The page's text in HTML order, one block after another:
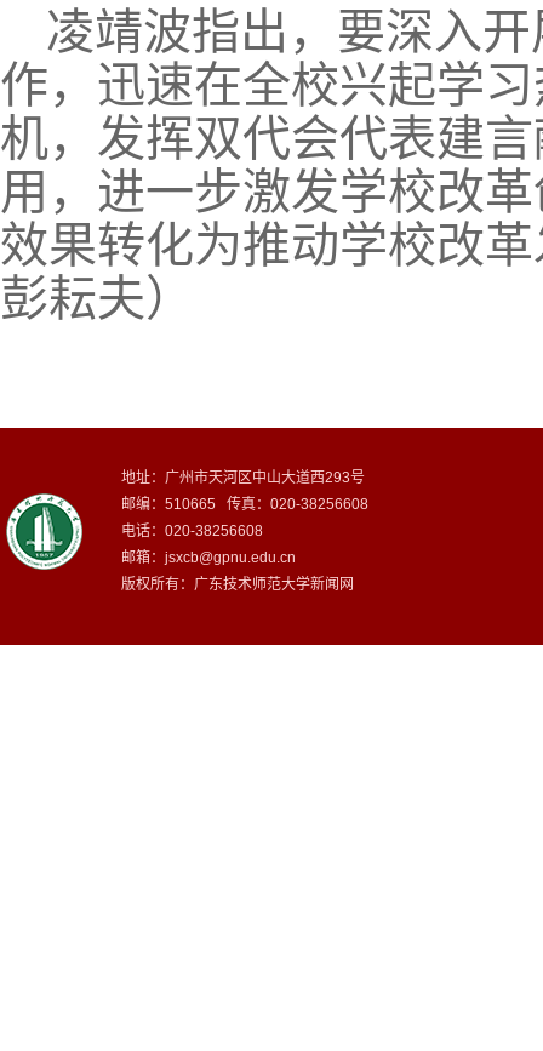
凌靖波指出，要深入
作，迅速在全校兴起学
机，发挥双代会代表建
用，进一步激发学校改
效果转化为推动学校改
彭耘夫）
地址：广州市天河区中山大道西293号
邮编：510665 传真：020-38256608
电话：020-38256608
邮箱： jsxcb@gpnu.edu.cn
版权所有：广东技术师范大学新闻网